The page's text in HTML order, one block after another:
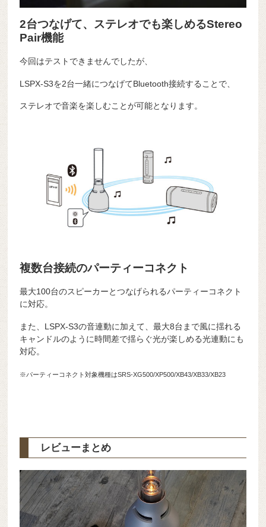
2台つなげて、ステレオでも楽しめるStereo
Pair機能
今回はテストできませんでしたが、
LSPX-S3を2台一緒につなげてBluetooth接続することで、
ステレオで音楽を楽しむことが可能となります。
複数台接続のパーティーコネクト
最大100台のスピーカーとつなげられるパーティーコネクト
に対応。
また、LSPX-S3の音連動に加えて、最大8台まで風に揺れる
キャンドルのように時間差で揺らぐ光が楽しめる光連動にも
対応。
※パーティーコネクト対象機種はSRS-XG500/XP500/XB43/XB33/XB23
レビューまとめ